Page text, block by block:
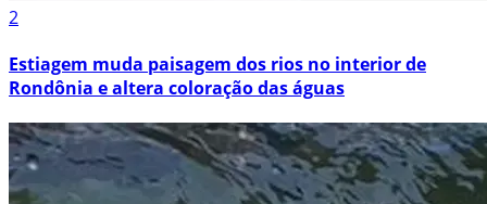
2
Estiagem muda paisagem dos rios no interior de
Rondônia e altera coloração das águas